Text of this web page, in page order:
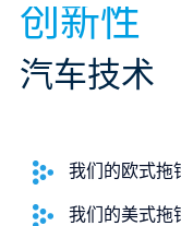
我们的美式拖
创新性
汽车技术
我们的欧式拖